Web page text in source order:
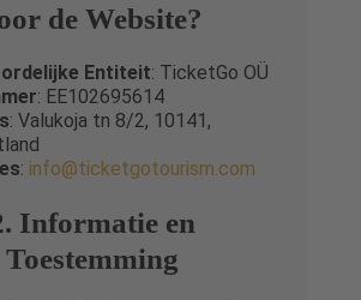
de Website?
Entiteit: TicketGo OÜ
: EE102695614
: Valukoja tn 8/2, 10141,
: info@ticketgotourism.com
Informatie en
Toestemming